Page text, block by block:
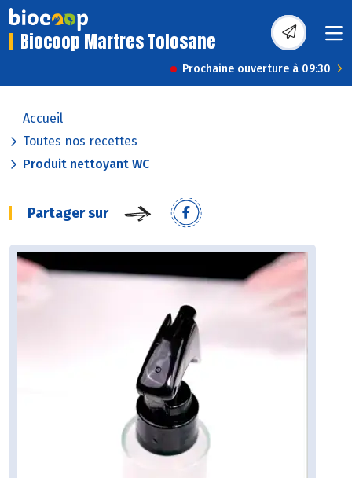
Biocoop Martres Tolosane
Prochaine ouverture à 09:30
Accueil
Toutes nos recettes
Produit nettoyant WC
Partager sur